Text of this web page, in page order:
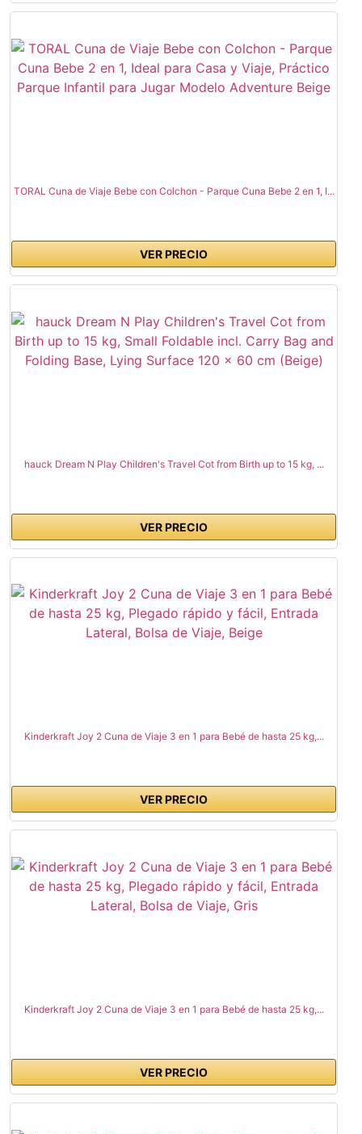
TORAL Cuna de Viaje Bebe con Colchon - Parque Cuna Bebe 2 en 1, I...
VER PRECIO
hauck Dream N Play Children's Travel Cot from Birth up to 15 kg, ...
VER PRECIO
Kinderkraft Joy 2 Cuna de Viaje 3 en 1 para Bebé de hasta 25 kg,...
VER PRECIO
Kinderkraft Joy 2 Cuna de Viaje 3 en 1 para Bebé de hasta 25 kg,...
VER PRECIO